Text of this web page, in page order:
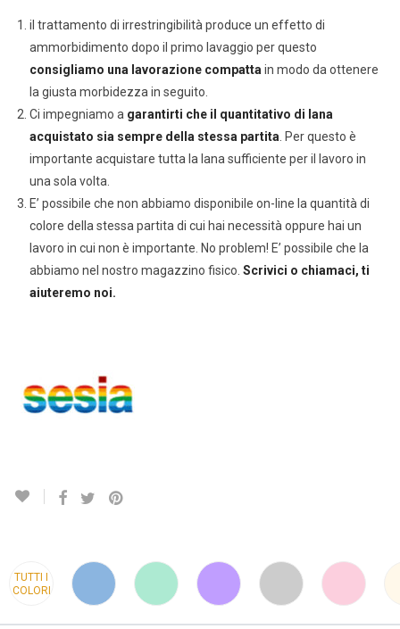
il trattamento di irrestringibilità produce un effetto di
ammorbidimento dopo il primo lavaggio per questo
consigliamo una lavorazione compattain modo da ottenere
la giusta morbidezza in seguito.
Ci impegniamo a garantirti che il quantitativo di lana
acquistato sia sempre della stessa partita. Per questo è
importante acquistare tutta la lana sufficiente per il lavoro in
una sola volta.
E’ possibile che non abbiamo disponibile on-line la quantità di
colore della stessa partita di cui hai necessità oppure hai un
lavoro in cui non è importante. No problem! E’ possibile che la
abbiamo nel nostro magazzino fisico. Scrivici o chiamaci, ti
aiuteremo noi.
TUTTI I
COLORI